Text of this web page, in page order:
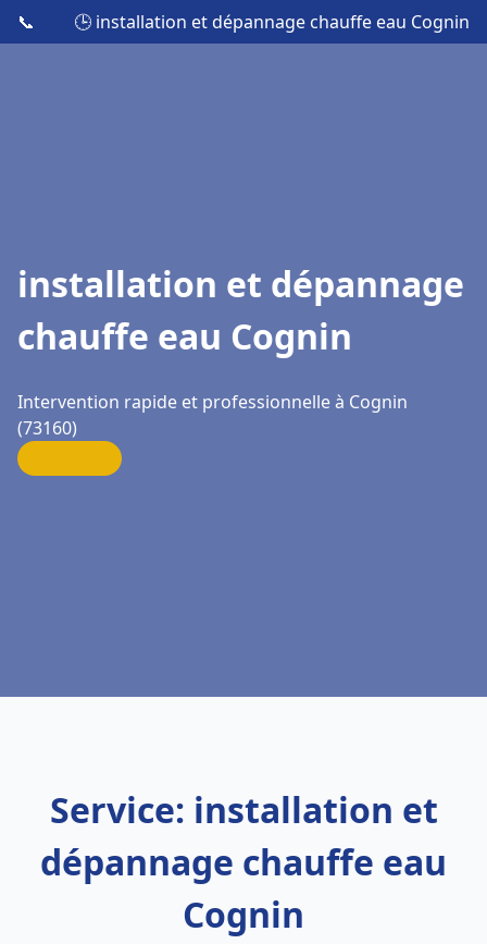
📞 🕒 installation et dépannage chauffe eau Cognin
installation et dépannage
chauffe eau Cognin
Intervention rapide et professionnelle à Cognin
(73160)
Service: installation et
dépannage chauffe eau
Cognin